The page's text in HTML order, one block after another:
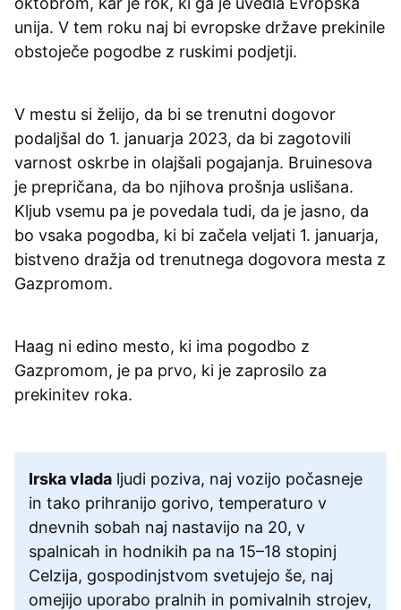
unija. V tem roku naj bi evropske države prekinile
obstoječe pogodbe z ruskimi podjetji.
V mestu si želijo, da bi se trenutni dogovor
podaljšal do 1. januarja 2023, da bi zagotovili
varnost oskrbe in olajšali pogajanja. Bruinesova
je prepričana, da bo njihova prošnja uslišana.
Kljub vsemu pa je povedala tudi, da je jasno, da
bo vsaka pogodba, ki bi začela veljati 1. januarja,
bistveno dražja od trenutnega dogovora mesta z
Gazpromom.
Haag ni edino mesto, ki ima pogodbo z
Gazpromom, je pa prvo, ki je zaprosilo za
prekinitev roka.
Irska vlada ljudi poziva, naj vozijo počasneje
in tako prihranijo gorivo, temperaturo v
dnevnih sobah naj nastavijo na 20, v
spalnicah in hodnikih pa na 15–18 stopinj
Celzija, gospodinjstvom svetujejo še, naj
omejijo uporabo pralnih in pomivalnih strojev,